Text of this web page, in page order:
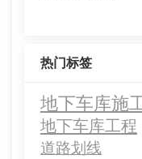
热门标签
地下车库施
地下车库工程
道路划线